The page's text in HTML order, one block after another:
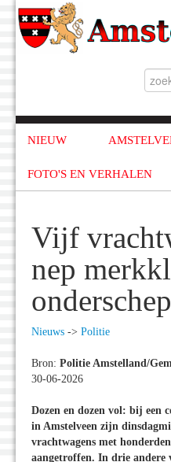
NIEUW
FOTO'S EN VERHALEN
Vijf
nep
Nieuws -> Politie
Bron: Politie Amstelland/
30-06-2026
Dozen en dozen vol: bij een
in Amstelveen zijn
vrachtwagens met
aangetroffen. In drie andere